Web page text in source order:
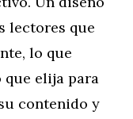
lectores que
lo que
que elija para
contenido y